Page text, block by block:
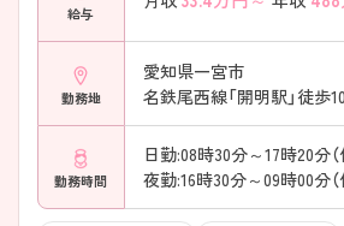
給与
勤務地
愛知県一宮市
名鉄尾西線「開明駅」徒歩
勤務時間
日勤:08時30分～17時20分（
夜勤:16時30分～09時00分（